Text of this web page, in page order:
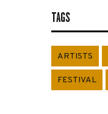
TAGS
ARTISTS
FESTIVAL